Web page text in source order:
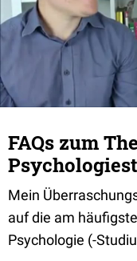
FAQs zum
Mein
auf die am
Psychologie (-